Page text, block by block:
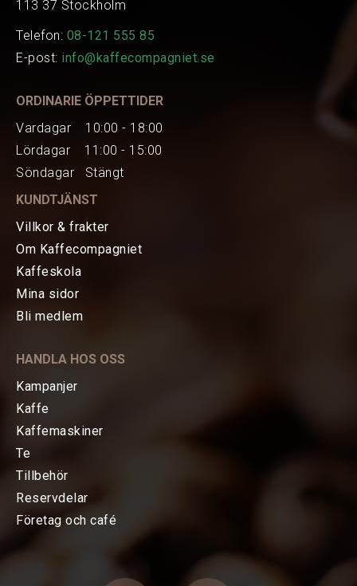
HEM
TE
KAFFEMASKINER
Baristatillbehör
113 37 Stockholm
Telefon: 08-121 555 85
E-post: info@kaffecompagniet.se
ORDINARIE ÖPPETTIDER
Vardagar 10:00 - 18:00
Lördagar 11:00 - 15:00
Söndagar Stängt
KUNDTJÄNST
Villkor & frakter
Om Kaffecompagniet
Kaffeskola
Mina sidor
Bli medlem
HANDLA HOS OSS
Kampanjer
Kaffe
Kaffemaskiner
Te
Tillbehör
Reservdelar
Företag och café